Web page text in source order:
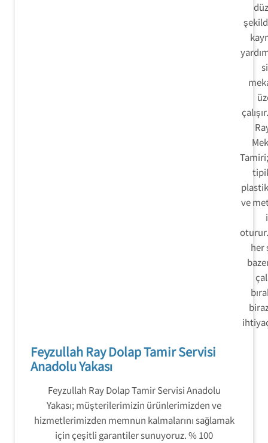
ve
her
Feyzullah Ray Dolap Tamir Servisi
Anadolu Yakası
Feyzullah Ray Dolap Tamir Servisi Anadolu
Yakası; müşterilerimizin ürünlerimizden ve
hizmetlerimizden memnun kalmalarını sağlamak
için çeşitli garantiler sunuyoruz. % 100